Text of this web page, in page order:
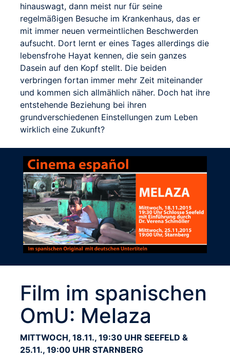
hinauswagt, dann meist nur für seine
regelmäßigen Besuche im Krankenhaus, das er
mit immer neuen vermeintlichen Beschwerden
aufsucht. Dort lernt er eines Tages allerdings die
lebensfrohe Hayat kennen, die sein ganzes
Dasein auf den Kopf stellt. Die beiden
verbringen fortan immer mehr Zeit miteinander
und kommen sich allmählich näher. Doch hat ihre
entstehende Beziehung bei ihren
grundverschiedenen Einstellungen zum Leben
wirklich eine Zukunft?
Film im spanischen
OmU: Melaza
MITTWOCH, 18.11., 19:30 UHR SEEFELD &
25.11., 19:00 UHR STARNBERG